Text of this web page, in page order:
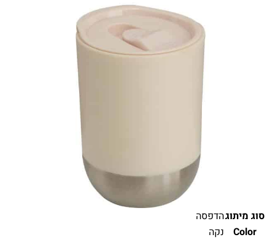
סוג מיתוגהדפסה
Color
נקה